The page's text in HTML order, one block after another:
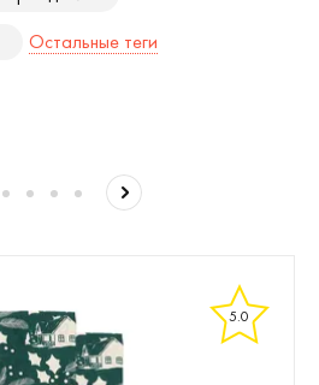
Остальные теги
5.0